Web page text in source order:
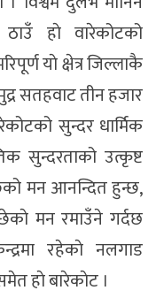
हाे वारेकोटको
याे क्षेत्र जिल्लाकै
सतहवाट तीन हजार
सुन्दर धार्मिक
सुन्दरताको उत्कृष्ट
मन आनन्दित हुन्छ,
मन रमाउँने गर्दछ
रहेकाे नलगाड
हाे बारेकाेट ।